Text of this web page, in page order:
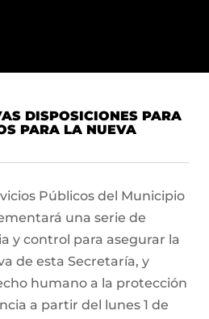
DISPOSICIONES PARA
PARA LA NUEVA
Públicos del Municipio
una serie de
y control para asegurar la
de esta Secretaría, y
humano a la protección
a partir del lunes 1 de